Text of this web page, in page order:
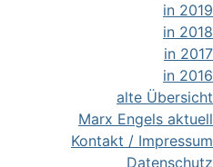
in 2019
in 2018
in 2017
in 2016
alte Übersicht
Marx Engels aktuell
Kontakt / Impressum
Datenschutz